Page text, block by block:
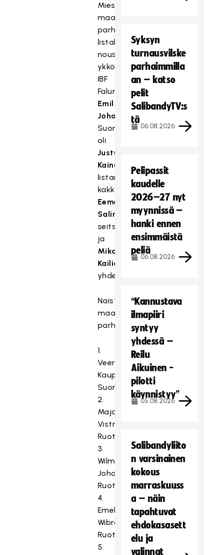
Miesten
maailman
parhaiden
listalla
nousi
ykköseksi
IBF
Falunin
Emil
Johansson.
Suomalaisista
oli
Justus
Kainulainen
listan
kakkonen,
Eemeli
Salin
seitsemäs
ja
Miko
Kailiala
yhdeksäs.
Naisten
maailman
parhaat:
1.
Veera
Kauppi,
Suomi
2.
Maja
Viström,
Ruotsi
3.
Wilma
Johansson,
Ruotsi
4.
Emelie
Wibron,
Ruotsi
5.
Syksyn
turnausvilske
parhaimmilla
an – katso
pelit
SalibandyTV:s
tä
06.08.2026
Pelipassit
kaudelle
2026–27 nyt
myynnissä –
hanki ennen
ensimmäistä
peliä
06.08.2026
“Kannustava
ilmapiiri
syntyy
yhdessä –
Reilu
Aikuinen -
pilotti
käynnistyy”
05.08.2026
Salibandyliito
n varsinainen
kokous
marraskuuss
a – näin
tapahtuvat
ehdokasasett
elu ja
valinnat